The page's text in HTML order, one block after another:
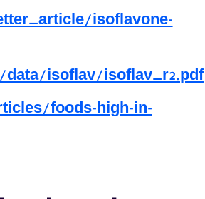
isoflavone-
data/isoflav/isoflav_r2.pdf
foods-high-in-